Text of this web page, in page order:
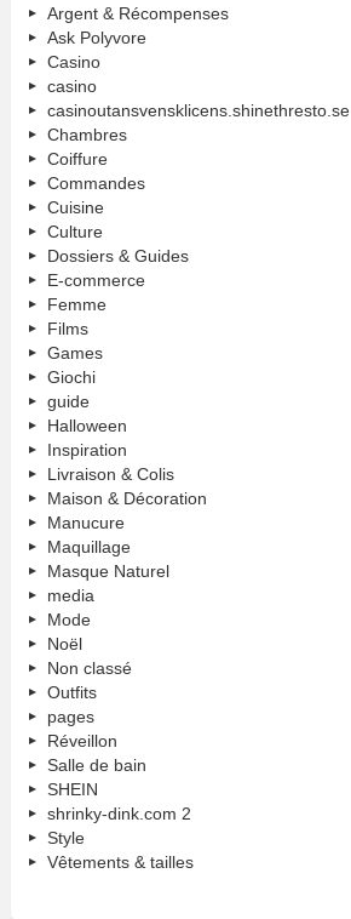
Argent & Récompenses
Ask Polyvore
Casino
casino
casinoutansvensklicens.shinethresto.se
Chambres
Coiffure
Commandes
Cuisine
Culture
Dossiers & Guides
E-commerce
Femme
Films
Games
Giochi
guide
Halloween
Inspiration
Livraison & Colis
Maison & Décoration
Manucure
Maquillage
Masque Naturel
media
Mode
Noël
Non classé
Outfits
pages
Réveillon
Salle de bain
SHEIN
shrinky-dink.com 2
Style
Vêtements & tailles